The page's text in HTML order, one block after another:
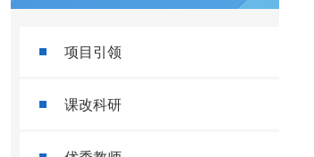
项目引领
课改科研